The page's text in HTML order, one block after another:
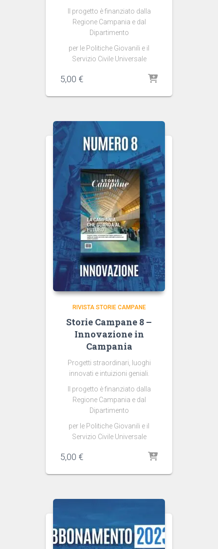
Il progetto è finanziato dalla
Regione Campania e dal
Dipartimento
per le Politiche Giovanili e il
Servizio Civile Universale
5,00 €
RIVISTA STORIE CAMPANE
Storie Campane 8 –
Innovazione in
Campania
Progetti straordinari, luoghi
innovati e intuizioni geniali.
Il progetto è finanziato dalla
Regione Campania e dal
Dipartimento
per le Politiche Giovanili e il
Servizio Civile Universale
5,00 €